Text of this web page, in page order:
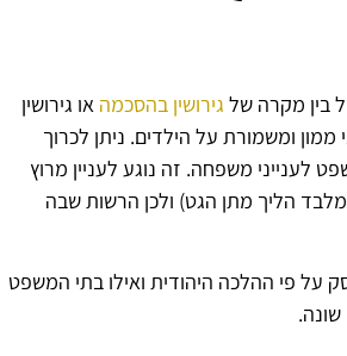
בין מקרה של גירושין בהסכמה או גירושין
ממון ומשמורת על הילדים. ניתן לכרוך
לענייני משפחה. זה נוגע לעניין מרוץ
הליך מתן הגט) ולכן הרשות שבה
על פי ההלכה היהודית ואילו בתי המשפט